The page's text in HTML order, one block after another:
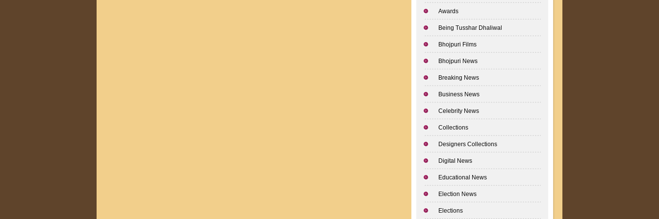
Awards
Being Tusshar Dhaliwal
Bhojpuri Films
Bhojpuri News
Breaking News
Business News
Celebrity News
Collections
Designers Collections
Digital News
Educational News
Election News
Elections